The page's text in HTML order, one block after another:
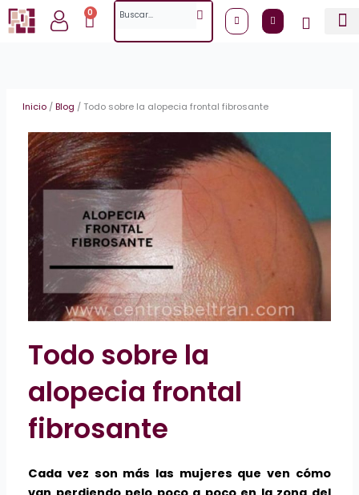
al
0
CartSearch
Inicio/Blog / Todo sobre la alopecia frontal fibrosante
Todo sobre la
alopecia frontal
fibrosante
Cada vez son más las mujeres que ven cómo